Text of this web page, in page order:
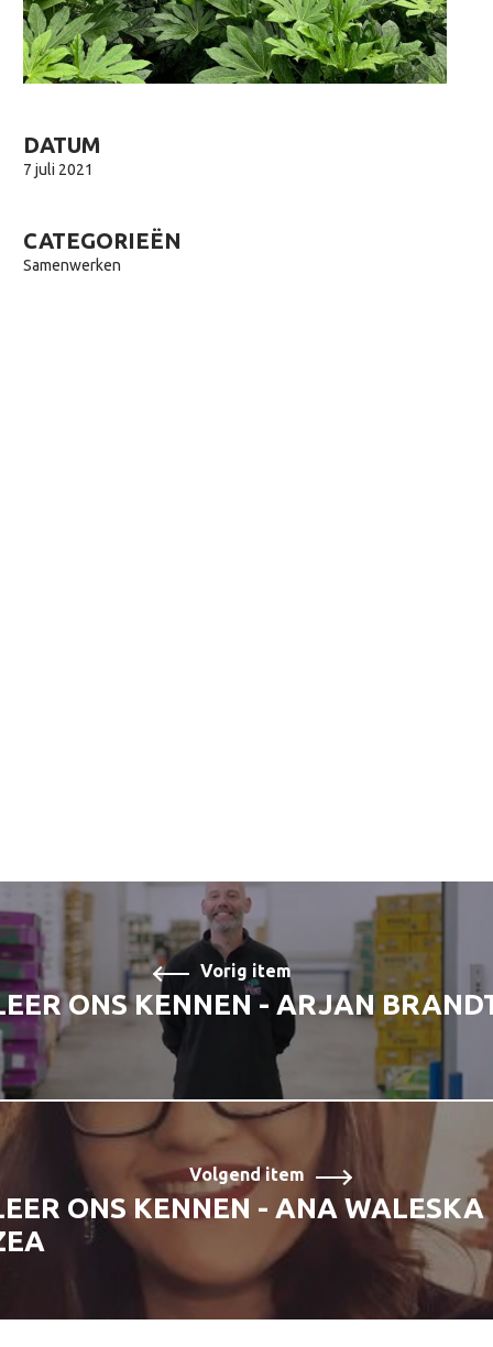
DATUM
7 juli 2021
CATEGORIEËN
Samenwerken
Vorig item
ONS KENNEN - ARJAN
Volgend item
ONS KENNEN - ANA WALESKA